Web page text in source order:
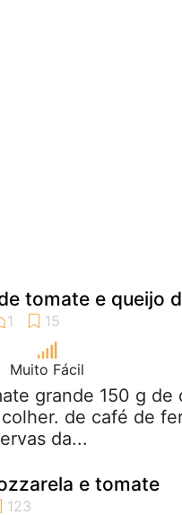
tomate e queijo
Muito Fácil
grande 150 g
de café de
da...
e tomate